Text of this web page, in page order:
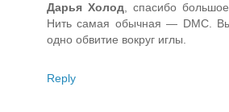
Дарья Холод, спасибо
Нить самая обычная — DMC.
одно обвитие вокруг иглы.
Reply